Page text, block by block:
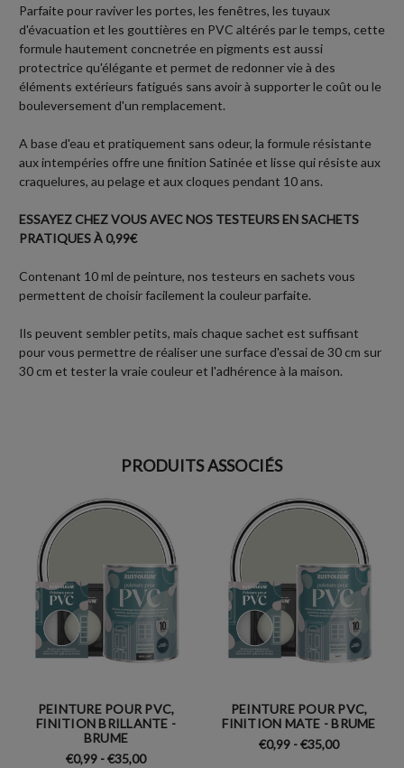
Parfaite pour raviver les portes, les fenêtres, les tuyaux
d'évacuation et les gouttières en PVC altérés par le temps, cette
formule hautement concnetrée en pigments est aussi
protectrice qu'élégante et permet de redonner vie à des
éléments extérieurs fatigués sans avoir à supporter le coût ou le
bouleversement d'un remplacement.
A base d'eau et pratiquement sans odeur, la formule résistante
aux intempéries offre une finition Satinée et lisse qui résiste aux
craquelures, au pelage et aux cloques pendant 10 ans.
ESSAYEZ CHEZ VOUS AVEC NOS TESTEURS EN SACHETS
PRATIQUES À 0,99€
Contenant 10 ml de peinture, nos testeurs en sachets vous
permettent de choisir facilement la couleur parfaite.
Ils peuvent sembler petits, mais chaque sachet est suffisant
pour vous permettre de réaliser une surface d'essai de 30 cm sur
30 cm et tester la vraie couleur et l'adhérence à la maison.
PRODUITS ASSOCIÉS
PEINTURE POUR PVC,
FINITION BRILLANTE -
BRUME
€0,99 - €35,00
PEINTURE POUR PVC,
FINITION MATE - BRUME
€0,99 - €35,00